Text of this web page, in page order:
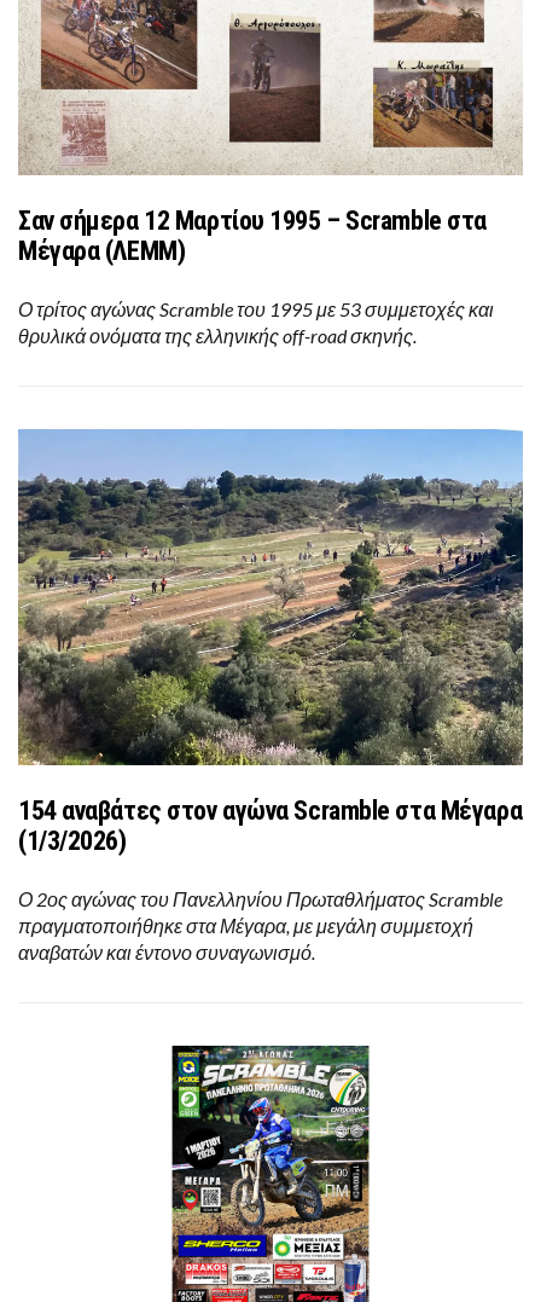
Σαν σήμερα 12 Μαρτίου 1995 – Scramble στα
Μέγαρα (ΛΕΜΜ)
Ο τρίτος αγώνας Scramble του 1995 με 53 συμμετοχές και
θρυλικά ονόματα της ελληνικής off-road σκηνής.
154 αναβάτες στον αγώνα Scramble στα Μέγαρα
(1/3/2026)
Ο 2ος αγώνας του Πανελληνίου Πρωταθλήματος Scramble
πραγματοποιήθηκε στα Μέγαρα, με μεγάλη συμμετοχή
αναβατών και έντονο συναγωνισμό.